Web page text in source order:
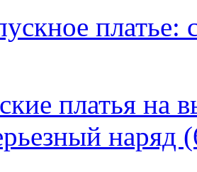
платье:
платья на
наряд